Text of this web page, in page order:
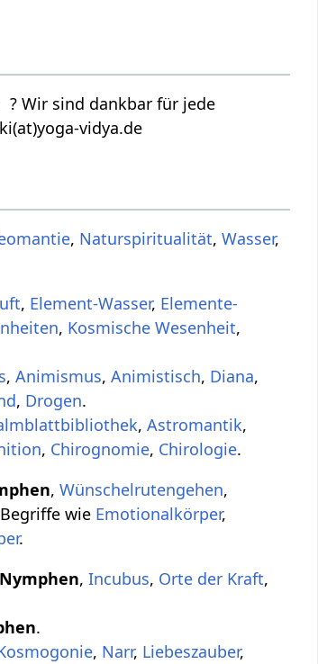
? Wir sind dankbar für jede
vidya.de
, Naturspiritualität,Wasser,
, Element-Wasser, Elemente-
, Kosmische Wesenheit,
,Animismus,Animistisch, Diana,
, Drogen.
,Astromantik,
, Chirognomie, Chirologie.
,Wünschelrutengehen,
wie Emotionalkörper,
.
Nymphen,Incubus, Orte der Kraft,
.
, Narr, Liebeszauber,